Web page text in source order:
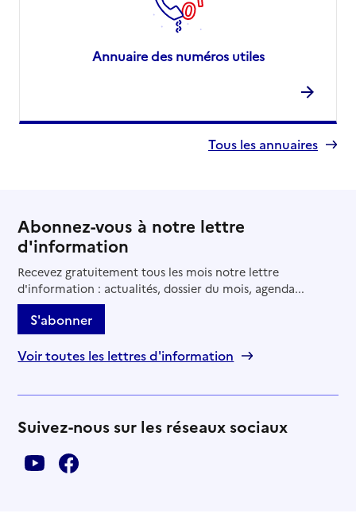
Annuaire des numéros utiles
Tous les annuaires
Abonnez-vous à notre lettre
d'information
Recevez gratuitement tous les mois notre lettre
d'information : actualités, dossier du mois, agenda...
S'abonner
Voir toutes les lettres d'information
Suivez-nous sur les réseaux sociaux